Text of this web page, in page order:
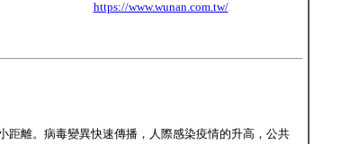
https://www.wunan.com.tw/
離。病毒變異快速傳播，人際感染疫情的升高，公共